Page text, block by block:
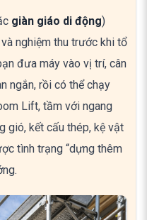
giàn giáo di động)
nghiệm thu trước khi tổ
đưa máy vào vị trí, cân
ngắn, rồi có thể chạy
Lift, tầm với ngang
gió, kết cấu thép, kệ vật
tình trạng “dựng thêm